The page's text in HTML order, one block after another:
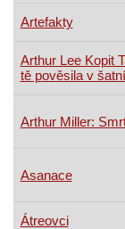
Artefakty
Arthur Lee Kopit
tě pověsila v
Arthur Miller:
Asanace
Átreovci